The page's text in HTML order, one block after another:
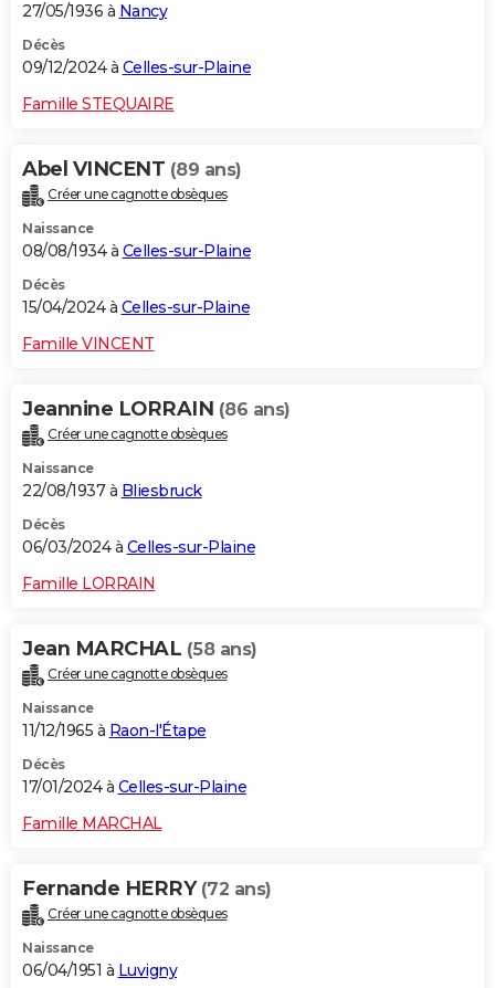
27/05/1936 à Nancy
Décès
09/12/2024 à Celles-sur-Plaine
Famille STEQUAIRE
Abel VINCENT (89 ans)
Créer une cagnotte obsèques
Naissance
08/08/1934 à Celles-sur-Plaine
Décès
15/04/2024 à Celles-sur-Plaine
Famille VINCENT
Jeannine LORRAIN (86 ans)
Créer une cagnotte obsèques
Naissance
22/08/1937 à Bliesbruck
Décès
06/03/2024 à Celles-sur-Plaine
Famille LORRAIN
Jean MARCHAL (58 ans)
Créer une cagnotte obsèques
Naissance
11/12/1965 à Raon-l'Étape
Décès
17/01/2024 à Celles-sur-Plaine
Famille MARCHAL
Fernande HERRY (72 ans)
Créer une cagnotte obsèques
Naissance
06/04/1951 à Luvigny